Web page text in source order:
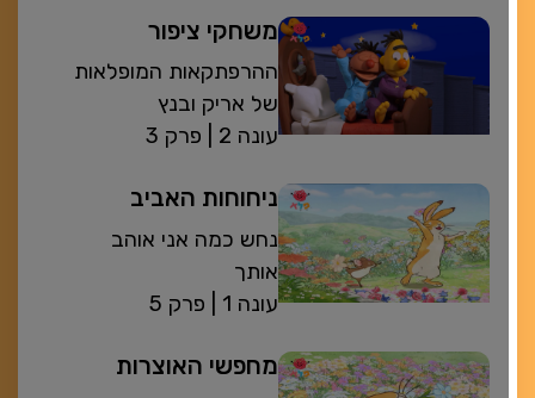
משחקי ציפור
ההרפתקאות המופלאות
של אריק ובנץ
פרק 3
| עונה 2
ניחוחות האביב
נחש כמה אני אוהב
אותך
פרק 5
| עונה 1
מחפשי האוצרות